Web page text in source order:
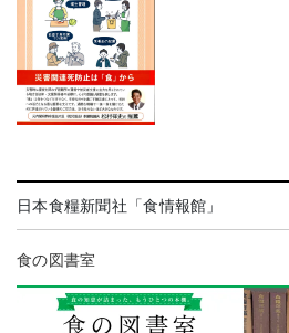
日本食糧新聞社「食情報館」
食の図書室